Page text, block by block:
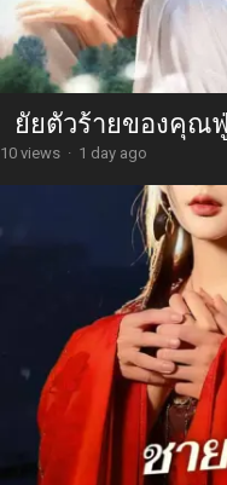
ยัยตัวร้ายของคุณฟู่
10 views · 1 day ago